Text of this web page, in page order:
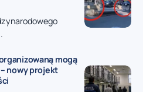
mogą
nowy projekt